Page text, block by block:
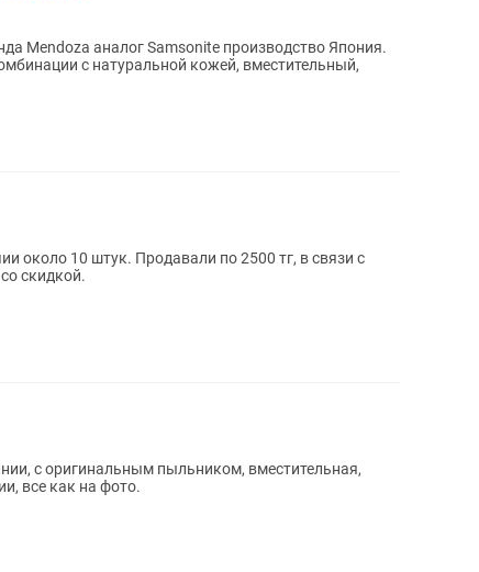
Mendoza аналог Samsonite производство Япония.
с натуральной кожей, вместительный,
около 10 штук. Продавали по 2500 тг, в связи с
скидкой.
с оригинальным пыльником, вместительная,
все как на фото.